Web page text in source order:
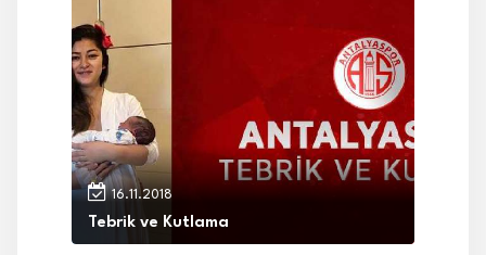
16.11.2018
Tebrik ve Kutlama